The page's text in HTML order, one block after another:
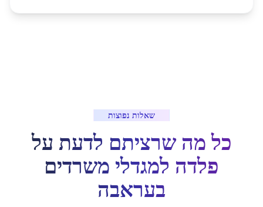
שאלות נפוצות
כל מה שרציתם לדעת על
פלדה למגדלי משרדים
בעראבה